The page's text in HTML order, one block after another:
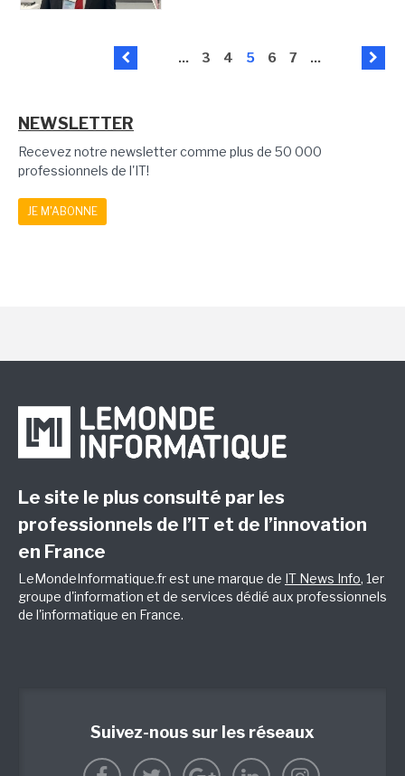
... 3 4 5 6 7 ...
NEWSLETTER
Recevez notre newsletter comme plus de 50 000
professionnels de l'IT!
JE M'ABONNE
Le site le plus consulté par les
professionnels de l’IT et de l’innovation
en France
LeMondeInformatique.fr est une marque de IT News Info, 1er
groupe d'information et de services dédié aux professionnels
de l'informatique en France.
Suivez-nous sur les réseaux